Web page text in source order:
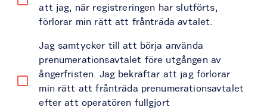
att jag, när registreringen har slutförts,
förlorar min rätt att frånträda avtalet.
Jag samtycker till att börja använda
prenumerationsavtalet före utgången av
ångerfristen. Jag bekräftar att jag förlorar
min rätt att frånträda prenumerationsavtalet
efter att operatören fullgjort